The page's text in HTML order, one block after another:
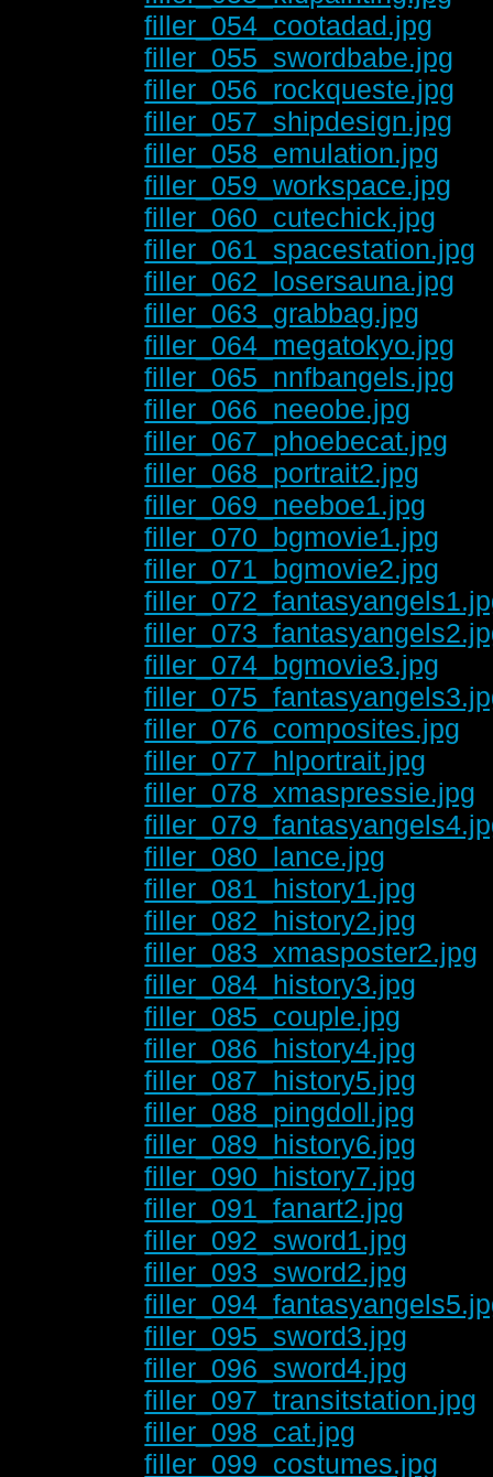
filler_054_cootadad.jpg
filler_055_swordbabe.jpg
filler_056_rockqueste.jpg
filler_057_shipdesign.jpg
filler_058_emulation.jpg
filler_059_workspace.jpg
filler_060_cutechick.jpg
filler_061_spacestation.jpg
filler_062_losersauna.jpg
filler_063_grabbag.jpg
filler_064_megatokyo.jpg
filler_065_nnfbangels.jpg
filler_066_neeobe.jpg
filler_067_phoebecat.jpg
filler_068_portrait2.jpg
filler_069_neeboe1.jpg
filler_070_bgmovie1.jpg
filler_071_bgmovie2.jpg
filler_074_bgmovie3.jpg
filler_076_composites.jpg
filler_077_hlportrait.jpg
filler_078_xmaspressie.jpg
filler_080_lance.jpg
filler_081_history1.jpg
filler_082_history2.jpg
filler_083_xmasposter2.jpg
filler_084_history3.jpg
filler_085_couple.jpg
filler_086_history4.jpg
filler_087_history5.jpg
filler_088_pingdoll.jpg
filler_089_history6.jpg
filler_090_history7.jpg
filler_091_fanart2.jpg
filler_092_sword1.jpg
filler_093_sword2.jpg
filler_095_sword3.jpg
filler_096_sword4.jpg
filler_097_transitstation.jpg
filler_098_cat.jpg
filler_099_costumes.jpg